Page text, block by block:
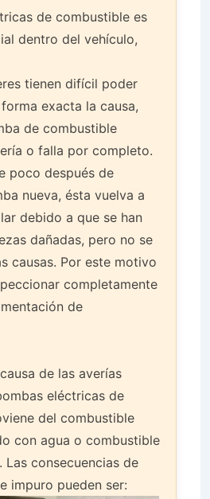
de combustible es
dentro del vehículo,
tienen difícil poder
exacta la causa,
de combustible
o falla por completo.
poco después de
nueva, ésta vuelva a
debido a que se han
dañadas, pero no se
causas. Por este motivo
completamente
de
de las averías
eléctricas de
del combustible
con agua o combustible
Las consecuencias de
impuro pueden ser: